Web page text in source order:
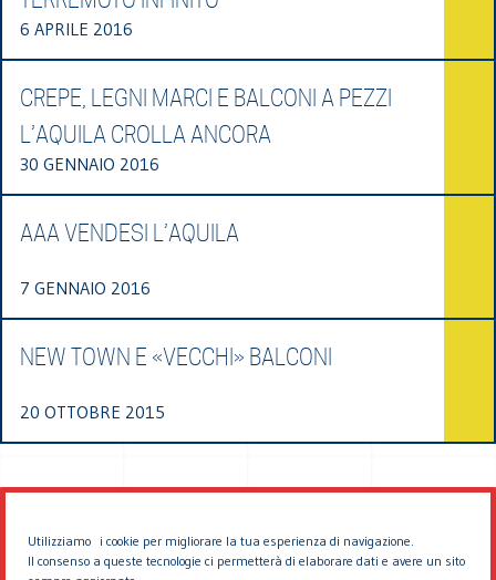
Utilizziamo i cookie per migliorare la tua esperienza di navigazione.
Il consenso a queste tecnologie ci permetterà di elaborare dati e avere un sito
6 APRILE 2016
CREPE, LEGNI MARCI E BALCONI A PEZZI
L’AQUILA CROLLA ANCORA
30 GENNAIO 2016
AAA VENDESI L’AQUILA
7 GENNAIO 2016
NEW TOWN E «VECCHI» BALCONI
20 OTTOBRE 2015